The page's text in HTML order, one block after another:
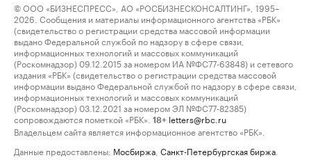
© ООО «БИЗНЕСПРЕСС», АО «РОСБИЗНЕСКОНСАЛТИНГ», 1995–
2026. Сообщения и материалы информационного агентства «РБК»
(свидетельство о регистрации средства массовой информации
выдано Федеральной службой по надзору в сфере связи,
информационных технологий и массовых коммуникаций
(Роскомнадзор) 09.12.2015 за номером ИА №ФС77-63848) и сетевого
издания «РБК» (свидетельство о регистрации средства массовой
информации выдано Федеральной службой по надзору в сфере связи,
информационных технологий и массовых коммуникаций
(Роскомнадзор) 03.12.2021 за номером ЭЛ №ФС77-82385)
сопровождаются пометкой «РБК».
18+ letters@rbc.ru
Владельцем сайта является информационное агентство «РБК».
Данные предоставлены: Мосбиржа Санкт-Петербургская биржа